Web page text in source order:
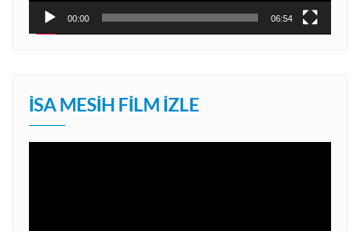
00:00 06:54
İSA MESIH FILM İZLE